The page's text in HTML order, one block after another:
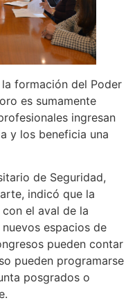
formación del Poder
es sumamente
ingresan
y los beneficia una
de Seguridad,
indicó que la
el aval de la
espacios de
pueden contar
pueden programarse
posgrados o